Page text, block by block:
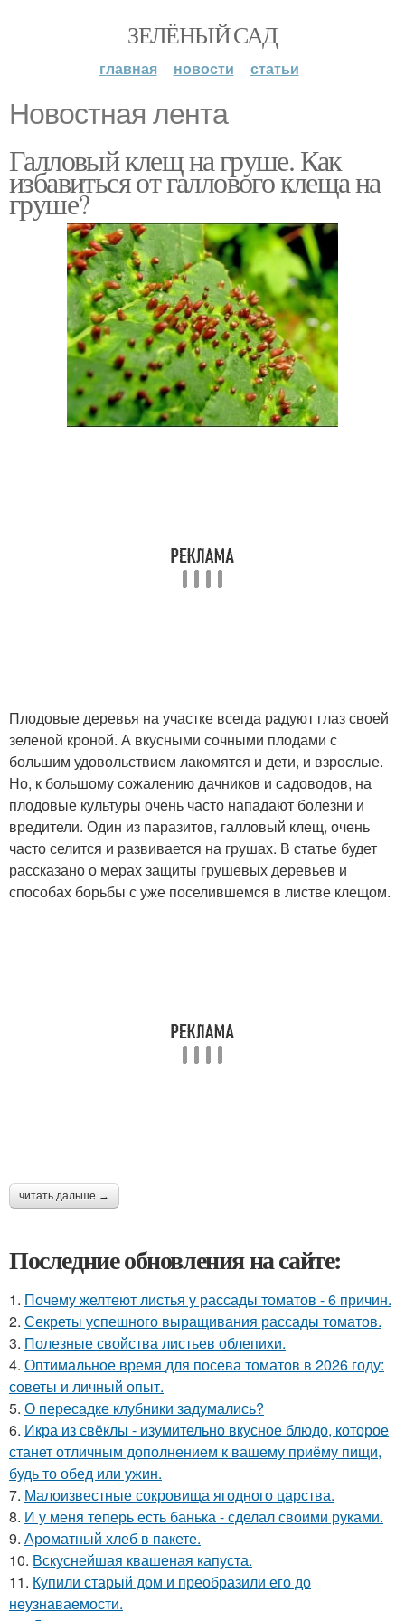
ЗЕЛЁНЫЙ САД
главная новости статьи
Новостная лента
Галловый клещ на груше. Как
избавиться от галлового клеща на
груше?
Плодовые деревья на участке всегда радуют глаз своей
зеленой кроной. А вкусными сочными плодами с
большим удовольствием лакомятся и дети, и взрослые.
Но, к большому сожалению дачников и садоводов, на
плодовые культуры очень часто нападают болезни и
вредители. Один из паразитов, галловый клещ, очень
часто селится и развивается на грушах. В статье будет
рассказано о мерах защиты грушевых деревьев и
способах борьбы с уже поселившемся в листве клещом.
читать дальше →
Последние обновления на сайте:
1. Почему желтеют листья у рассады томатов - 6 причин.
2. Секреты успешного выращивания рассады томатов.
3. Полезные свойства листьев облепихи.
4. Оптимальное время для посева томатов в 2026 году:
советы и личный опыт.
5. О пересадке клубники задумались?
6. Икра из свёклы - изумительно вкусное блюдо, которое
станет отличным дополнением к вашему приёму пищи,
будь то обед или ужин.
7. Малоизвестные сокровища ягодного царства.
8. И у меня теперь есть банька - сделал своими руками.
9. Ароматный хлеб в пакете.
10. Вскуснейшая квашеная капуста.
11. Купили старый дом и преобразили его до
неузнаваемости.